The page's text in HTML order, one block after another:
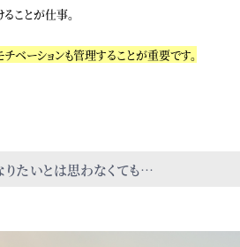
ことが仕事。
ベーションも管理することが重要です。
りたいとは思わなくても…